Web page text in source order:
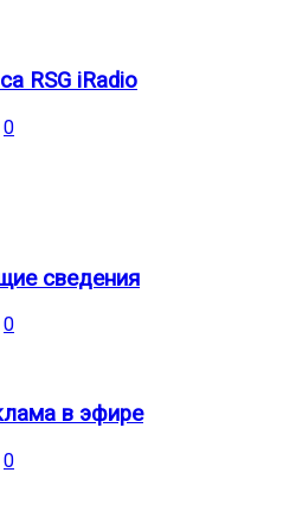
RSG iRadio
0
сведения
0
в эфире
0